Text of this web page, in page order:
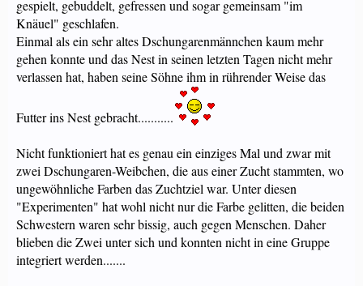
gespielt, gebuddelt, gefressen und sogar gemeinsam "im
Knäuel" geschlafen.
Einmal als ein sehr altes Dschungarenmännchen kaum mehr
gehen konnte und das Nest in seinen letzten Tagen nicht mehr
verlassen hat, haben seine Söhne ihm in rührender Weise das
Futter ins Nest gebracht...........
Nicht funktioniert hat es genau ein einziges Mal und zwar mit
zwei Dschungaren-Weibchen, die aus einer Zucht stammten, wo
ungewöhnliche Farben das Zuchtziel war. Unter diesen
"Experimenten" hat wohl nicht nur die Farbe gelitten, die beiden
Schwestern waren sehr bissig, auch gegen Menschen. Daher
blieben die Zwei unter sich und konnten nicht in eine Gruppe
integriert werden.......